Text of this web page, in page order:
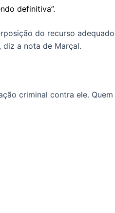
definitiva”.
do recurso
diz a nota de Marçal.
criminal contra ele.